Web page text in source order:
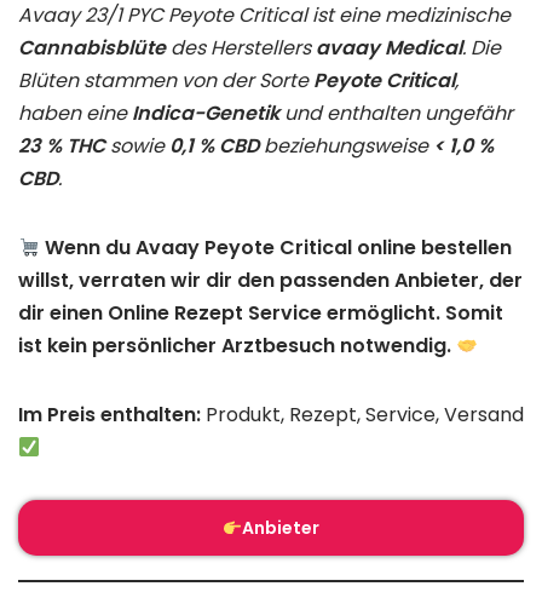
Avaay 23/1 PYC Peyote Critical ist eine medizinische
Cannabisblütedes Herstellersavaay Medical. Die
Blüten stammen von der SortePeyote Critical,
haben eineIndica-Genetikund enthalten ungefähr
23 % THCsowie 0,1 % CBDbeziehungsweise < 1,0 %
CBD.
Wenn du Avaay Peyote Critical online bestellen
willst, verraten wir dir den passenden Anbieter, der
dir einen Online Rezept Service ermöglicht. Somit
ist kein persönlicher Arztbesuch notwendig.
Im Preis enthalten: Produkt, Rezept, Service, Versand
Anbieter